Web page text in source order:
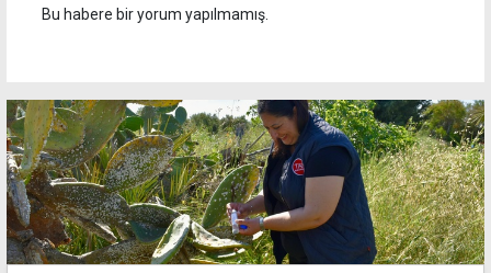
Bu habere bir yorum yapılmamış.